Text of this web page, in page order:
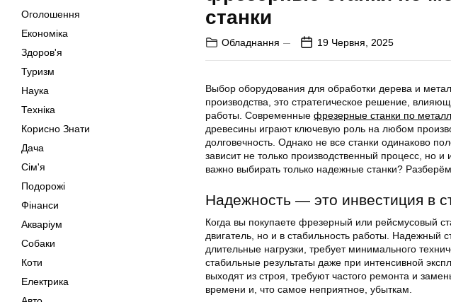
Оголошення
Економіка
Здоров'я
Туризм
Наука
Техніка
Корисно Знати
Дача
Сім'я
Подорожі
Фінанси
Акваріум
Собаки
Коти
Електрика
станки
Обладнання 19 Червня, 2025
Выбор оборудования для обработки дерева и
производства, это стратегическое решение,
работы. Современные фрезерные станки по
древесины играют ключевую роль на любом
долговечность. Однако не все станки одинаково
зависит не только производственный процесс, но
важно выбирать только надежные станки?
Надежность — это инвестиция в
Когда вы покупаете фрезерный или рейсмусовый
двигатель, но и в стабильность работы. Надежный
длительные нагрузки, требует минимального
стабильные результаты даже при интенсивной
выходят из строя, требуют частого ремонта и
времени и, что самое неприятное, убыткам.